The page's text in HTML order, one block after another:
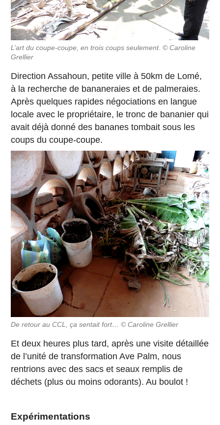
L’art du coupe-coupe, en trois coups seulement. © Caroline
Grellier
Direction Assahoun, petite ville à 50km de Lomé,
à la recherche de bananeraies et de palmeraies.
Après quelques rapides négociations en langue
locale avec le propriétaire, le tronc de bananier qui
avait déjà donné des bananes tombait sous les
coups du coupe-coupe.
De retour au CCL, ça sentait fort… © Caroline Grellier
Et deux heures plus tard, après une visite détaillée
de l’unité de transformation Ave Palm, nous
rentrions avec des sacs et seaux remplis de
déchets (plus ou moins odorants). Au boulot !
Expérimentations